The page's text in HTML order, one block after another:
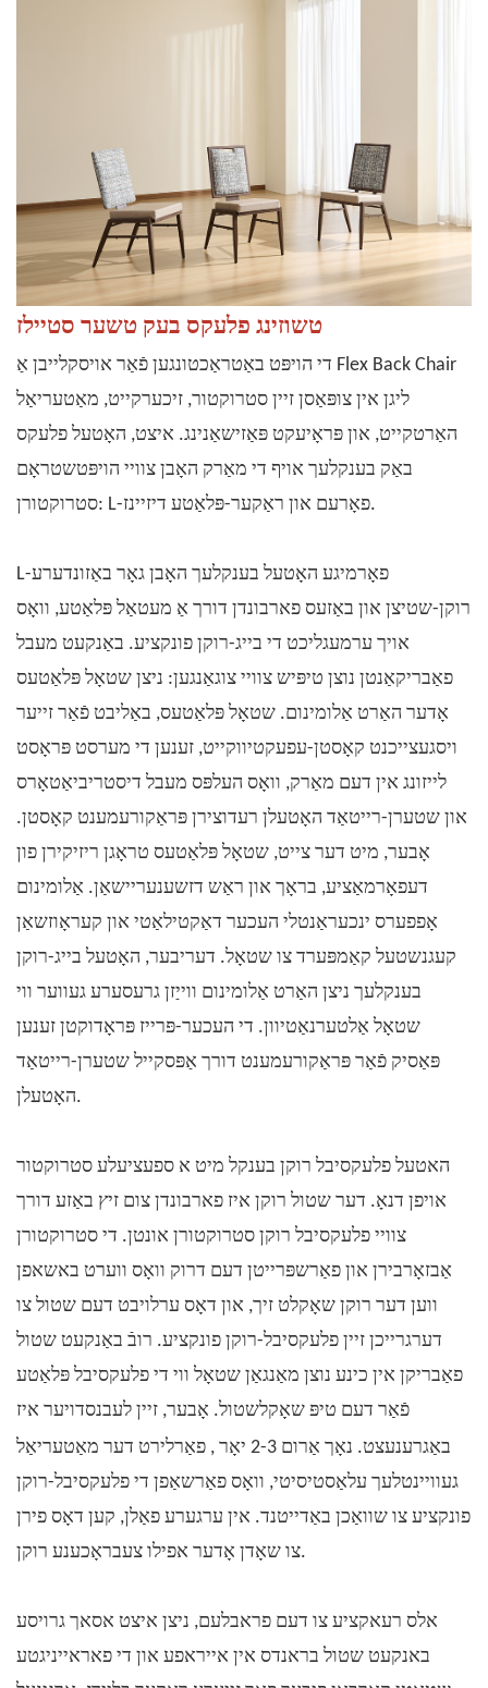
טשוזינג פלעקס בעק טשער סטיילז
Flex Back Chair
ליגן אין צופּאַסן זיין סטרוקטור, זיכערקייט, מאַטעריאַל
האַרטקייט, און פּראָיעקט פּאַזישאַנינג. איצט, האָטעל פלעקס
באַק בענקלעך אויף די מאַרק האָבן צוויי הויפּטשטראָם
סטרוקטורן: L-פאָרעם און ראַקער-פּלאַטע דיזיינז.
L-פאָרמיגע האָטעל בענקלעך האָבן גאָר באַזונדערע
רוקן-שטיצן און באַזעס פארבונדן דורך אַ מעטאַל פּלאַטע, וואָס
אויך ערמעגליכט די בייג-רוקן פונקציע. באַנקעט מעבל
פאַבריקאַנטן נוצן טיפּיש צוויי צוגאַנגען: ניצן שטאָל פּלאַטעס
אָדער האַרט אַלומינום. שטאָל פּלאַטעס, באַליבט פֿאַר זייער
ויסגעצייכנט קאָסטן-עפעקטיווקייט, זענען די מערסט פּראָסט
לייזונג אין דעם מאַרק, וואָס העלפּס מעבל דיסטריביאַטאָרס
און שטערן-רייטאַד האָטעלן רעדוצירן פּראַקורעמענט קאָסטן.
אָבער, מיט דער צייט, שטאָל פּלאַטעס טראָגן ריזיקירן פון
דעפאָרמאַציע, בראָך און ראַש דזשענעריישאַן. אַלומינום
אָפפערס ינכעראַנטלי העכער דאַקטילאַטי און קעראָוזשאַן
קעגנשטעל קאַמפּערד צו שטאָל. דעריבער, האָטעל בייג-רוקן
בענקלעך ניצן האַרט אַלומינום ווייַזן גרעסערע געווער ווי
שטאָל אַלטערנאַטיוון. די העכער-פּרייז פּראָדוקטן זענען
פּאַסיק פֿאַר פּראַקורעמענט דורך אַפּסקייל שטערן-רייטאַד
האָטעלן.
האטעל פלעקסיבל רוקן בענקל מיט א ספעציעלע סטרוקטור
אויפן דנאָ. דער שטול רוקן איז פארבונדן צום זיץ באַזע דורך
צוויי פלעקסיבל רוקן סטרוקטורן אונטן. די סטרוקטורן
אַבזאָרבירן און פאַרשפּרייטן דעם דרוק וואָס ווערט באשאפן
ווען דער רוקן שאָקלט זיך, און דאָס ערלויבט דעם שטול צו
דערגרייכן זיין פלעקסיבל-רוקן פונקציע. רובֿ באַנקעט שטול
פאַבריקן אין כינע נוצן מאַנגאַן שטאָל ווי די פלעקסיבל פּלאַטע
פֿאַר דעם טיפּ שאָקלשטול. אָבער, זיין לעבנסדויער איז
באַגרענעצט. נאָך אַרום 2-3
יאָר , פאַרלירט דער מאַטעריאַל
געוויינטלעך עלאַסטיסיטי, וואָס פאַרשאַפן די פלעקסיבל-רוקן
פונקציע צו שוואַכן באַדייטנד. אין ערגערע פאַלן, קען דאָס פירן
צו שאָדן אָדער אפילו צעבראָכענע רוקן.
אלס רעאקציע צו דעם פראבלעם, ניצן איצט אסאך גרויסע
באנקעט שטול בראנדס אין אייראפע און די פאראייניגטע